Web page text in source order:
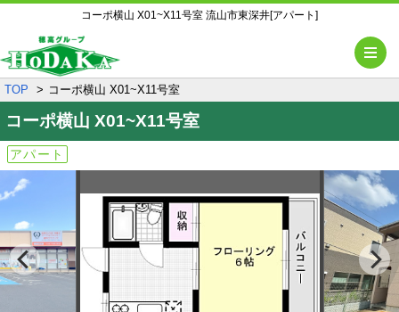
コーポ横山 X01~X11号室 流山市東深井[アパート]
TOP コーポ横山 X01~X11号室
コーポ横山 X01~X11号室
アパート